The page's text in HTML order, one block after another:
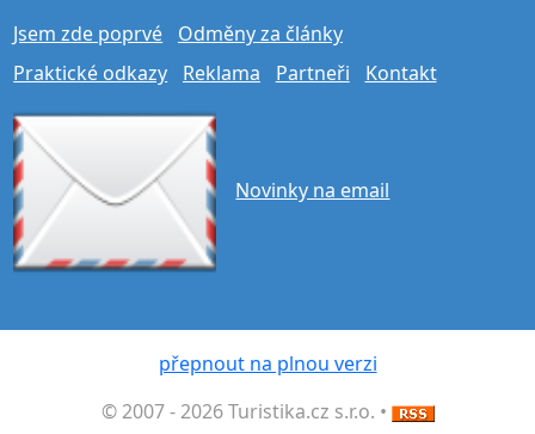
Jsem zde poprvé
Odměny za články
Praktické odkazy
Reklama Partneři Kontakt
Novinky na email
přepnout na plnou verzi
© 2007 - 2026 Turistika.cz s.r.o. •